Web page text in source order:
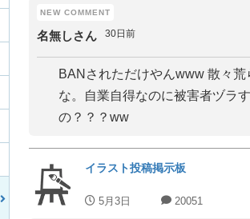
名無しさん 30日前
BANされただけやんwww 散々
な。自業自得なのに被害者ヅラ
の？？？ww
イラスト投稿掲示板
5月3日 20051